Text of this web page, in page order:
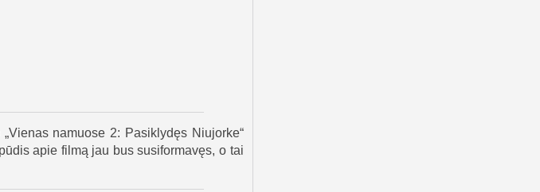
namuose 2: Pasiklydęs Niujorke“
apie filmą jau bus susiformavęs, o tai